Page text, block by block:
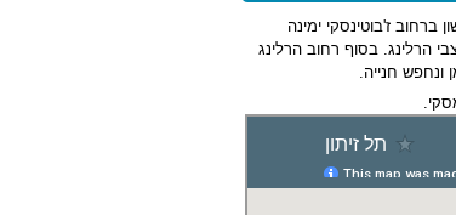
ז'בוטינסקי ימינה
הרלינג. בסוף רחוב הרלינג